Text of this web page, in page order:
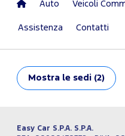
Auto Veicoli
Assistenza Contatti
Mostra le sedi (2)
Easy Car S.P.A. S.P.A.